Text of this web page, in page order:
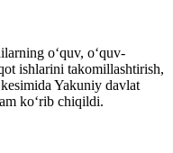
o‘quv, o‘quv-
ishlarini takomillashtirish,
Yakuniy davlat
ko‘rib chiqildi.